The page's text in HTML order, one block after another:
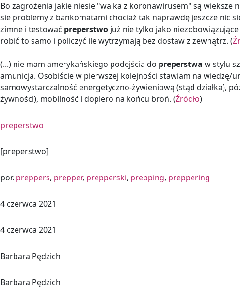
Bo zagrożenia jakie niesie "walka z koronawirusem" są wieksze
sie problemy z bankomatami chociaż tak naprawdę jeszcze nic
zimne i testować preperstwo już nie tylko jako
robić to samo i policzyć ile wytrzymają bez dostaw z zewnątrz. (
(...) nie mam amerykańskiego podejścia do preperstwa w stylu
amunicja. Osobiście w pierwszej kolejności stawiam na wiedzę/
samowystarczalność energetyczno-żywieniową (stąd działka),
żywności), mobilność i dopiero na końcu broń. (Źródło)
preperstwo
[preperstwo]
por. preppers, prepper, prepperski, prepping, preppering
4 czerwca 2021
4 czerwca 2021
Barbara Pędzich
Barbara Pędzich